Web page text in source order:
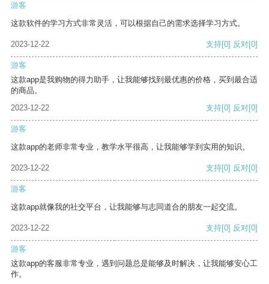
游客
这款软件的学习方式非常灵活，可以根据自己的需求选择学习方式。
2023-12-22 支持[0] 反对[0]
游客
这款app是我购物的得力助手，让我能够找到最优惠的价格，买到最合适
的商品。
2023-12-22
支持[0] 反对[0]
游客
这款app的老师非常专业，教学水平很高，让我能够学到实用的知识。
2023-12-22 支持[0] 反对[0]
游客
这款app就像我的社交平台，让我能够与志同道合的朋友一起交流。
2023-12-22 支持[0] 反对[0]
游客
这款app的客服非常专业，遇到问题总是能够及时解决，让我能够安心工
作。